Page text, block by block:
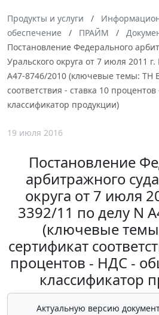
Продукты и услуги
обеспечение
ПРАЙМ
Постановление Федерального
Уральского округа от 7 июля 2011
А47-8746/2010 (ключевые темы: ТН
соответствия - ставка 10
классификатор продукции)
19 июля 2016
Постановление
арбитражного
округа от 7 июля
3392/11 по делу N
(ключевые
сертификат
процентов - НДС -
классификатор
Актуальную версию